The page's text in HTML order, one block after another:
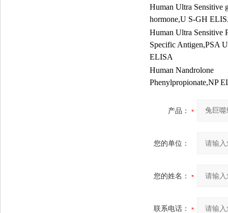
Human Ultra Sensitive
hormone,U S-GH
Human Ultra Sensitive
Specific Antigen,PSA
ELISA
Human Nandrolone
Phenylpropionate,NP
产品：
您的单位：
您的姓名：
联系电话：